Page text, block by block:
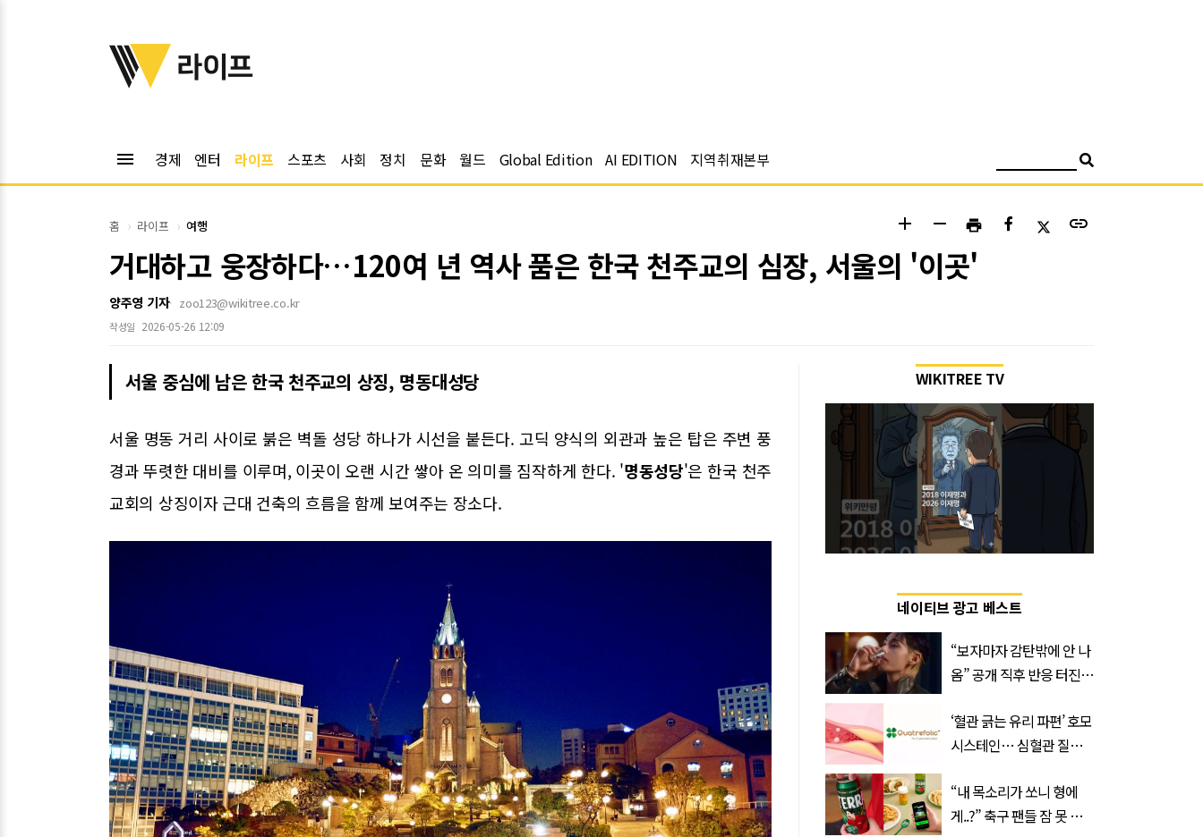
위키트리
라이프
menu 경제 엔터 라이프 스포츠 사회 정치 문화 월드 Global Edition AI EDITION 지역취재본부
홈 라이프 여행 add remove print link
거대하고 웅장하다…120여 년 역사 품은 한국 천주교의 심장, 서울의 '이곳'
양주영 기자 zoo123@wikitree.co.kr
작성일 2026-05-26 12:09
서울 중심에 남은 한국 천주교의 상징, 명동대성당
서울 명동 거리 사이로 붉은 벽돌 성당 하나가 시선을 붙든다. 고딕 양식의 외관과 높은 탑은 주변 풍
경과 뚜렷한 대비를 이루며, 이곳이 오랜 시간 쌓아 온 의미를 짐작하게 한다. '명동성당'은 한국 천주
교회의 상징이자 근대 건축의 흐름을 함께 보여주는 장소다.
WIKITREE TV
네이티브 광고 베스트
“보자마자 감탄밖에 안 나
옴” 공개 직후 반응 터진
‘혈관 긁는 유리 파편’ 호모
시스테인… 심혈관 질환
“내 목소리가 쏘니 형에
게..?” 축구 팬들 잠 못 들